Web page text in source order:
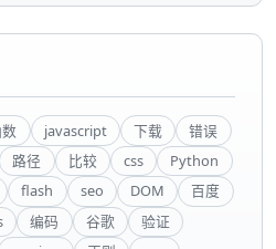
javascript 下载
错误
路径 比较 css
Python
flash seo DOM
百度
编码 谷歌
验证